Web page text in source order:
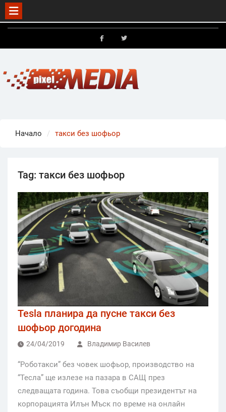
Skip
Начало такси без шофьор
Tag: такси без шофьор
Tesla планира да пусне такси без
шофьор догодина
24/04/2019 Владимир Василев
“Роботакси” без човек шофьор, производство на
“Тесла” ще излезе на пазара в САЩ през
следващата година. Това съобщи президентът на
корпорацията Илън Мъск по време на онлайн